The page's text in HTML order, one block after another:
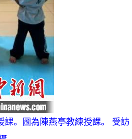
。圖為陳燕亭教練授課。 受訪